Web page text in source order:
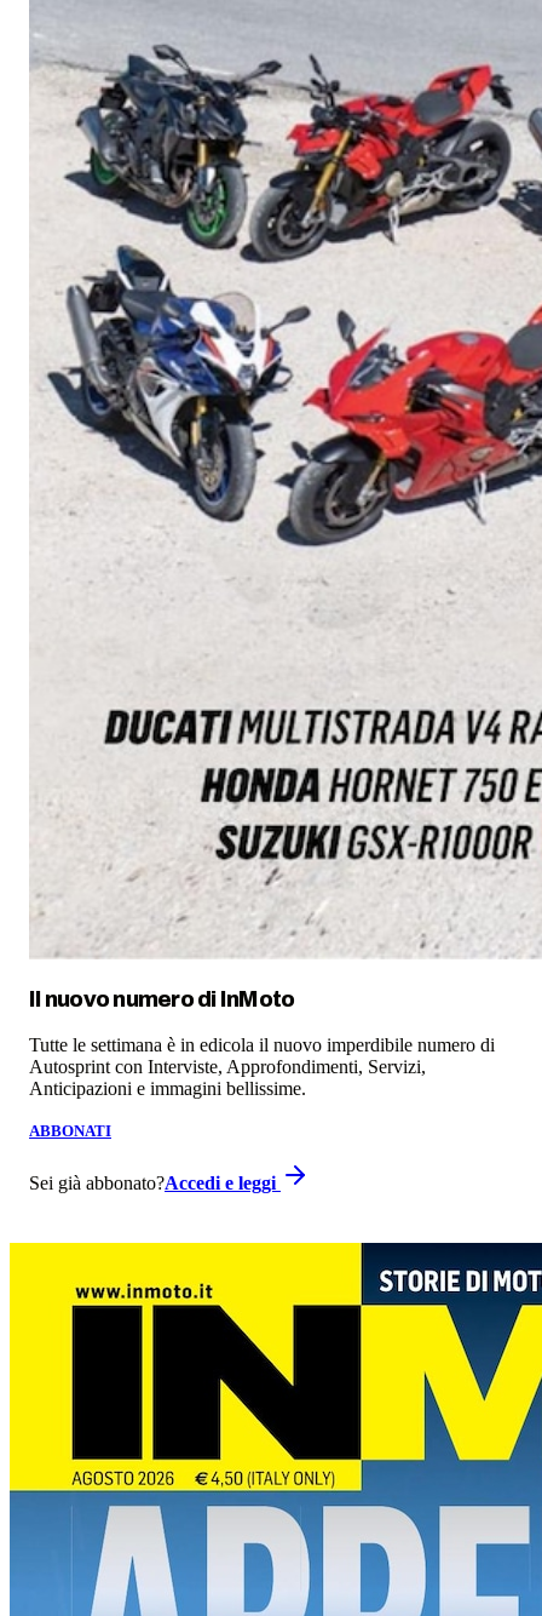
Il nuovo numero di InMoto
Tutte le settimana è in edicola il nuovo imperdibile numero di
Autosprint con Interviste, Approfondimenti, Servizi,
Anticipazioni e immagini bellissime.
ABBONATI
Sei già abbonato?Accedi e leggi